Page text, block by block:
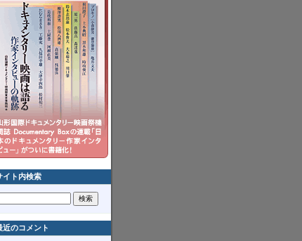
イト内検索
近のコメント